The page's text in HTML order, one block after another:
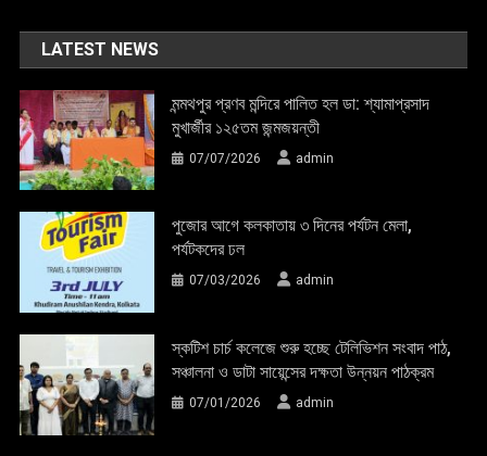
LATEST NEWS
মন্মথপুর প্রণব মন্দিরে পালিত হল ডা: শ্যামাপ্রসাদ
মুখার্জীর ১২৫তম জন্মজয়ন্তী
07/07/2026 admin
পুজোর আগে কলকাতায় ৩ দিনের পর্যটন মেলা,
পর্যটকদের ঢল
07/03/2026 admin
স্কটিশ চার্চ কলেজে শুরু হচ্ছে টেলিভিশন সংবাদ পাঠ,
সঞ্চালনা ও ডাটা সায়েন্সের দক্ষতা উন্নয়ন পাঠক্রম
07/01/2026 admin